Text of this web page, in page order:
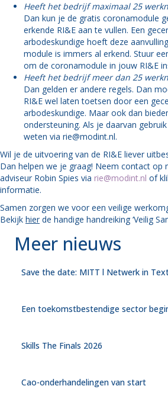
Heeft het bedrijf maximaal 25
Dan kun je de gratis coronamodule
erkende RI&E aan te vullen. Een
arbodeskundige hoeft deze
module is immers al erkend. Stuur
om de coronamodule in jouw RI&E
Heeft het bedrijf meer dan 25
Dan gelden er andere regels. Dan
RI&E wel laten toetsen door een
arbodeskundige. Maar ook dan
ondersteuning. Als je daarvan
weten via rie@modint.nl.
Wil je de uitvoering van de RI&E liever
Dan helpen we je graag! Neem contact op
adviseur Robin Spies via rie@modint.nl of
informatie.
Samen zorgen we voor een veilige
Bekijk hier de handige handreiking ‘Veilig
Meer nieuws
Save the date: MITT l Netwerk in
Een toekomstbestendige sector
Skills The Finals 2026
Cao-onderhandelingen van start